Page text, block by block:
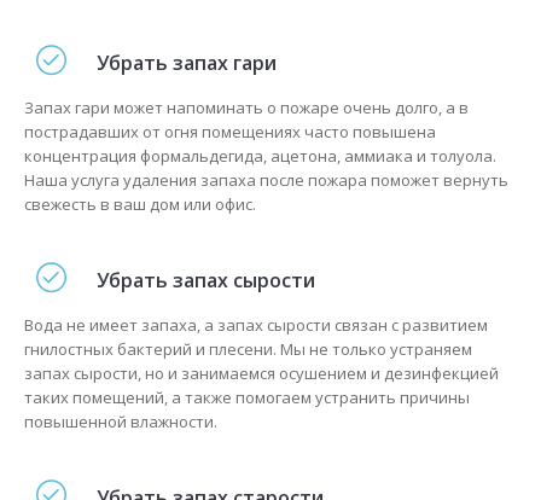
Убрать запах гари
Запах гари может напоминать о пожаре очень долго, а в
пострадавших от огня помещениях часто повышена
концентрация формальдегида, ацетона, аммиака и толуола.
Наша услуга удаления запаха после пожара поможет вернуть
свежесть в ваш дом или офис.
Убрать запах сырости
Вода не имеет запаха, а запах сырости связан с развитием
гнилостных бактерий и плесени. Мы не только устраняем
запах сырости, но и занимаемся осушением и дезинфекцией
таких помещений, а также помогаем устранить причины
повышенной влажности.